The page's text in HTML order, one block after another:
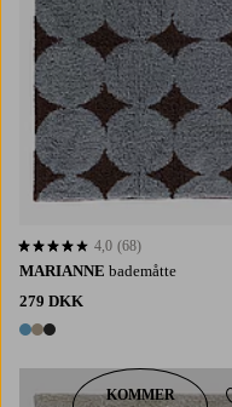
MARIANNE bademåtte
279 DKK
3 farver
4,0 baseret på 68 bedømmelser
4,0 (68)
KOMMER